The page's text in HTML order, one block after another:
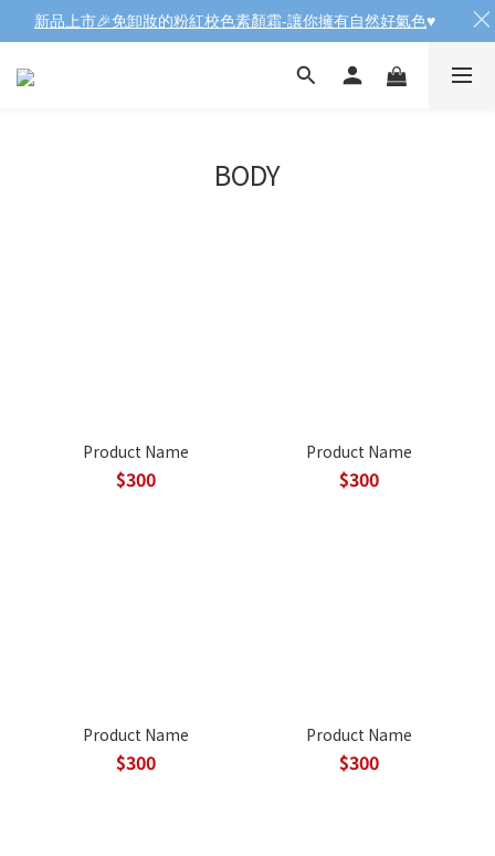
BODY
Product Name
$300
Product Name
$300
Product Name
$300
Product Name
$300
新品上市🎉免卸妝的粉紅校色素顏霜-讓你擁有自然好氣色♥️